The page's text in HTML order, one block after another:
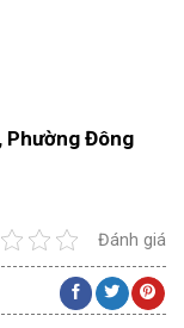
Phường Đông
Đánh giá